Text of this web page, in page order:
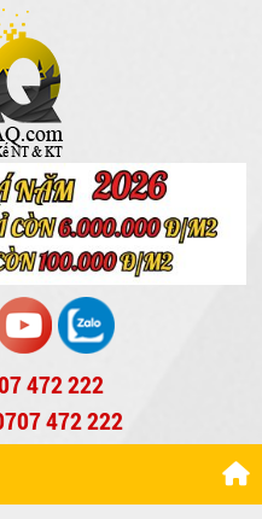
472 222
472 222